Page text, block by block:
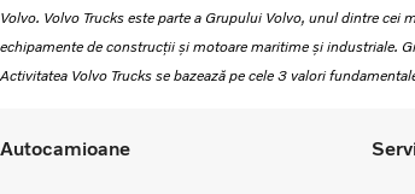
Volvo. Volvo Trucks este parte a Grupului Volvo, unul dintre
echipamente de construcții și motoare maritime și industriale.
Activitatea Volvo Trucks se bazează pe cele 3 valori
Autocamioane